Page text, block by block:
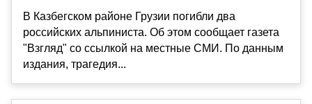
В Казбегском районе Грузии погибли два
российских альпиниста. Об этом сообщает газета
"Взгляд" со ссылкой на местные СМИ. По данным
издания, трагедия...